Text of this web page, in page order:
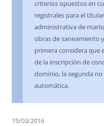
criterios opuestos en
registrales para el
administrativa de
obras de saneamiento
primera considera que
de la inscripción de
dominio, la segunda
automática.
15/03/2016